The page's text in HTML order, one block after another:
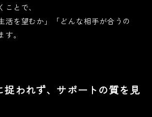
とで、
活を望むか」「どんな相手が合うの
。
捉われず、サポートの質を見